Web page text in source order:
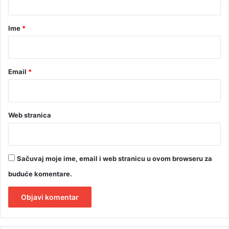
r
Ime *
Email *
Web stranica
Sačuvaj moje ime, email i web stranicu u ovom browseru za
buduće komentare.